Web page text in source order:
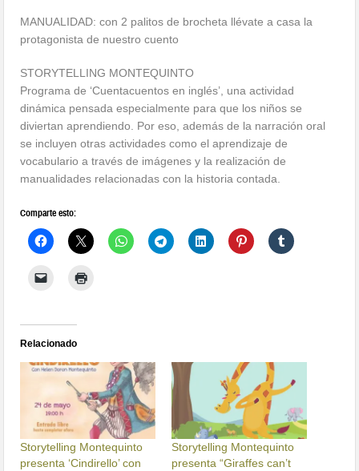
MANUALIDAD: con 2 palitos de brocheta llévate a casa la
protagonista de nuestro cuento
STORYTELLING MONTEQUINTO
Programa de ‘Cuentacuentos en inglés’, una actividad
dinámica pensada especialmente para que los niños se
diviertan aprendiendo. Por eso, además de la narración oral
se incluyen otras actividades como el aprendizaje de
vocabulario a través de imágenes y la realización de
manualidades relacionadas con la historia contada.
Comparte esto:
Relacionado
Storytelling Montequinto
presenta ‘Cindirello’ con
Storytelling Montequinto
presenta “Giraffes can’t